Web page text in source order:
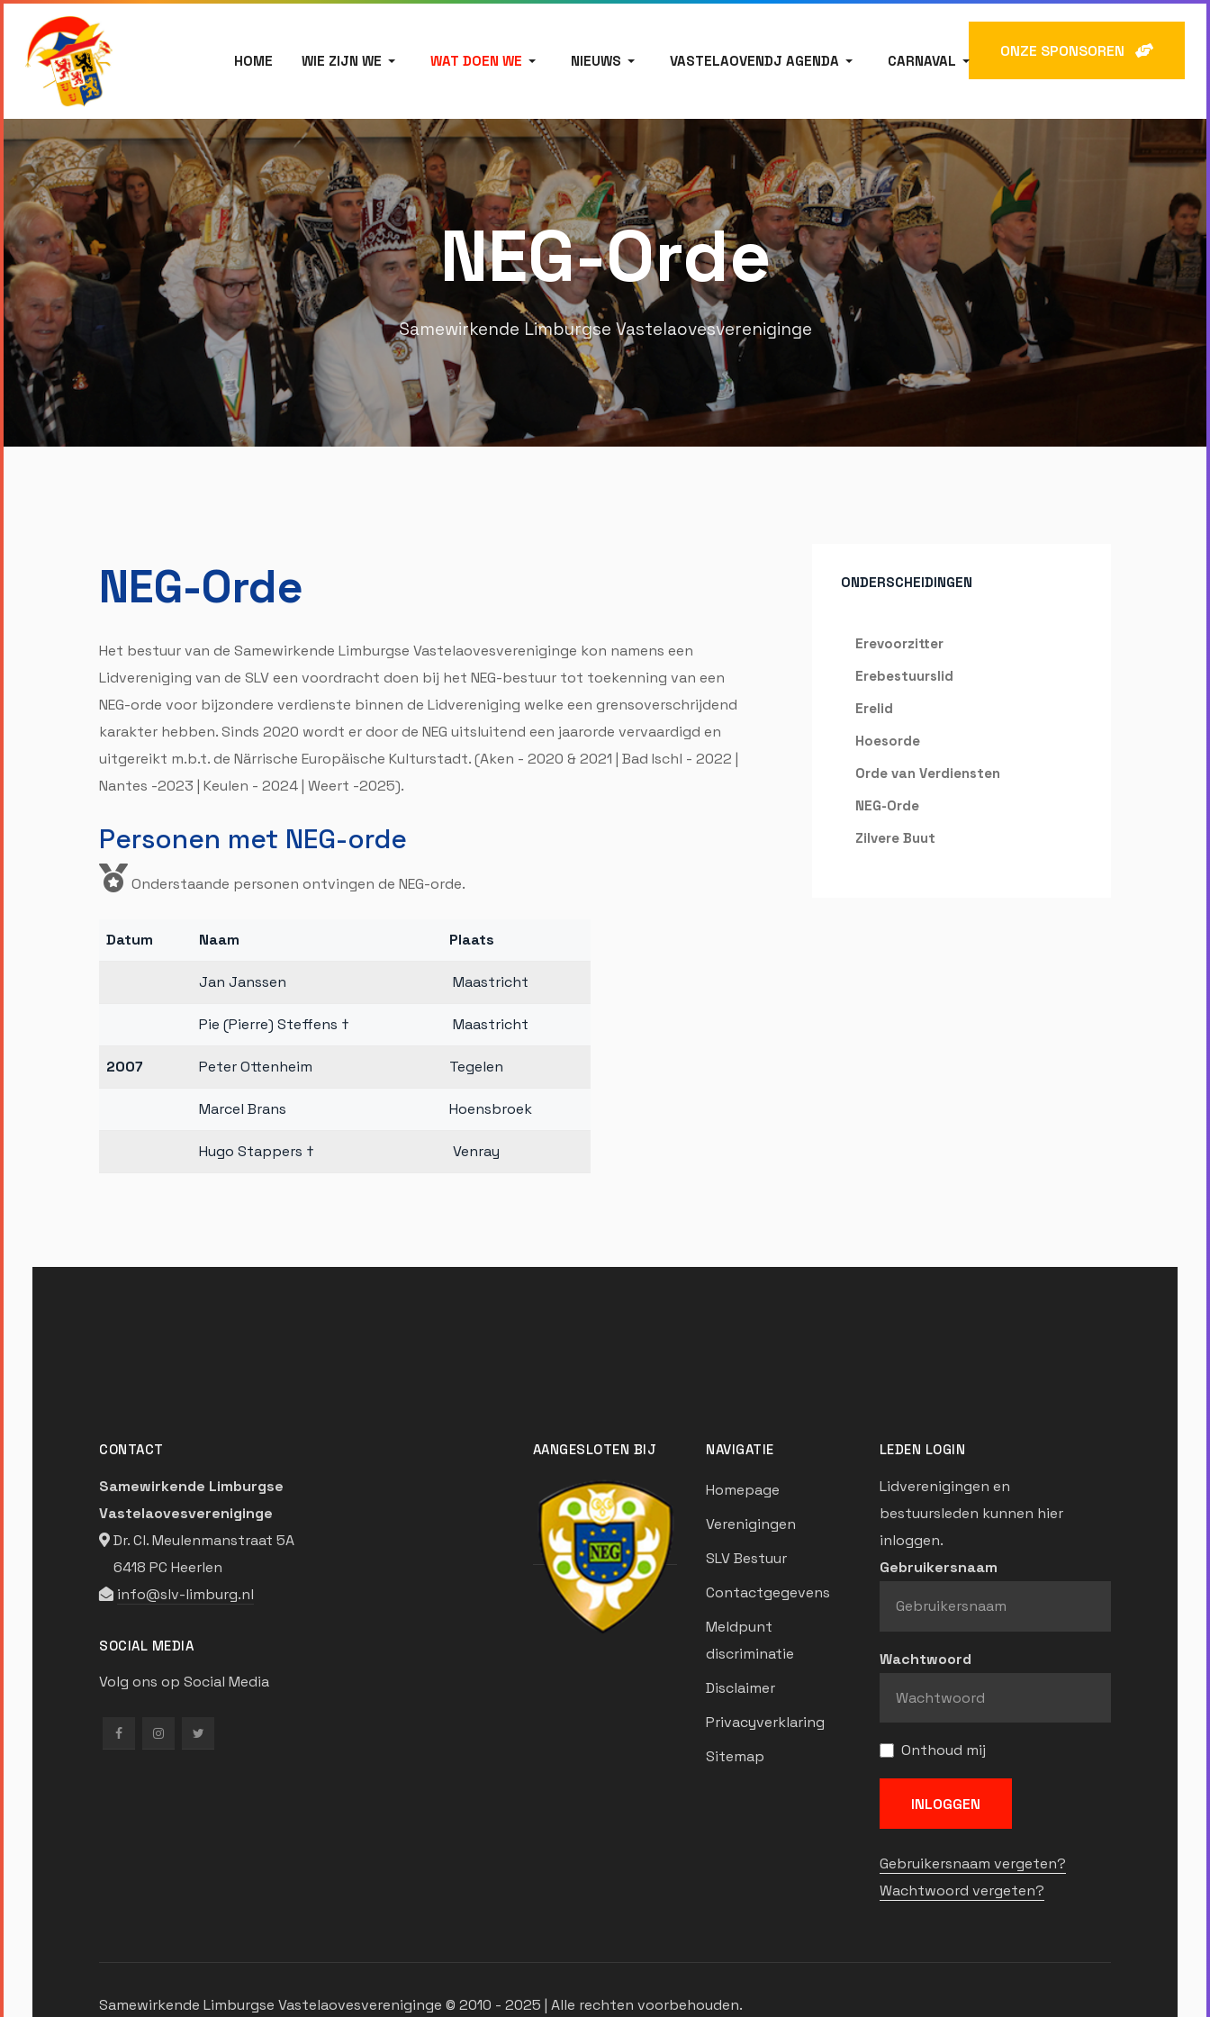
HOME WIE ZIJN WE WAT DOEN WE NIEUWS VASTELAOVENDJ AGENDA CARNAVAL
ONZE SPONSOREN
NEG-Orde
Samewirkende Limburgse Vastelaovesvereniginge
NEG-Orde
Het bestuur van de Samewirkende Limburgse Vastelaovesvereniginge kon namens een
Lidvereniging van de SLV een voordracht doen bij het NEG-bestuur tot toekenning van een
NEG-orde voor bijzondere verdienste binnen de Lidvereniging welke een grensoverschrijdend
karakter hebben. Sinds 2020 wordt er door de NEG uitsluitend een jaarorde vervaardigd en
uitgereikt m.b.t. de Närrische Europäische Kulturstadt. (Aken - 2020 & 2021 | Bad Ischl - 2022 |
Nantes -2023 | Keulen - 2024 | Weert -2025).
Personen met NEG-orde
Onderstaande personen ontvingen de NEG-orde.
Datum Naam Plaats
Jan Janssen Maastricht
Pie (Pierre) Steffens † Maastricht
2007 Peter Ottenheim Tegelen
Marcel Brans Hoensbroek
Hugo Stappers † Venray
ONDERSCHEIDINGEN
Erevoorzitter
Erebestuurslid
Erelid
Hoesorde
Orde van Verdiensten
NEG-Orde
Zilvere Buut
CONTACT
Samewirkende Limburgse
Vastelaovesvereniginge
Dr. Cl. Meulenmanstraat 5A
6418 PC Heerlen
info@slv-limburg.nl
SOCIAL MEDIA
Volg ons op Social Media
AANGESLOTEN BIJ NAVIGATIE
Homepage
Verenigingen
SLV Bestuur
Contactgegevens
Meldpunt
discriminatie
Disclaimer
Privacyverklaring
Sitemap
LEDEN LOGIN
Lidverenigingen en
bestuursleden kunnen hier
inloggen.
Gebruikersnaam
Wachtwoord
Onthoud mij
INLOGGEN
Gebruikersnaam vergeten?
Wachtwoord vergeten?
Samewirkende Limburgse Vastelaovesvereniginge © 2010 - 2025 | Alle rechten voorbehouden.